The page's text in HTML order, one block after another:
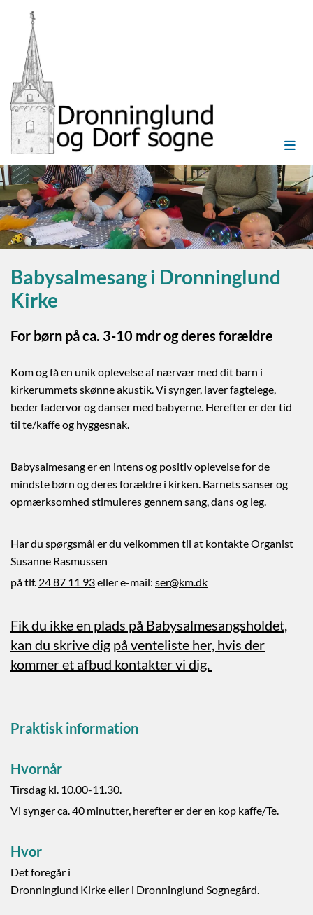
Babysalmesang i Dronninglund
Kirke
For børn på ca. 3-10 mdr og deres forældre
Kom og få en unik oplevelse af nærvær med dit barn i
kirkerummets skønne akustik. Vi synger, laver fagtelege,
beder fadervor og danser med babyerne. Herefter er der tid
til te/kaffe og hyggesnak.
Babysalmesang er en intens og positiv oplevelse for de
mindste børn og deres forældre i kirken. Barnets sanser og
op­mærksomhed stimuleres gennem sang, dans og leg.
Har du spørgsmål er du velkommen til at kontakte Organist
Susanne Rasmussen
på tlf. 24 87 11 93eller e-mail: ser@km.dk
Fik du ikke en plads på Babysalmesangsholdet,
kan du skrive dig på venteliste her, hvis der
kommer et afbud kontakter vi dig.
Praktisk information
Hvornår
Tirsdag kl. 10.00-11.30.
Vi synger ca. 40 minutter, herefter er der en kop kaffe/Te.
Hvor
Det foregår i
Dronninglund Kirke eller i Dronninglund Sognegård.